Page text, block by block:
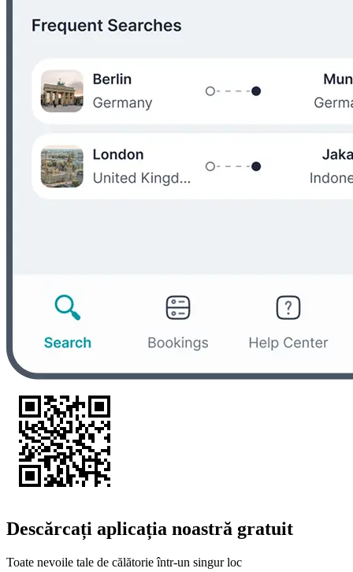
Descărcați aplicația noastră gratuit
Toate nevoile tale de călătorie într-un singur loc